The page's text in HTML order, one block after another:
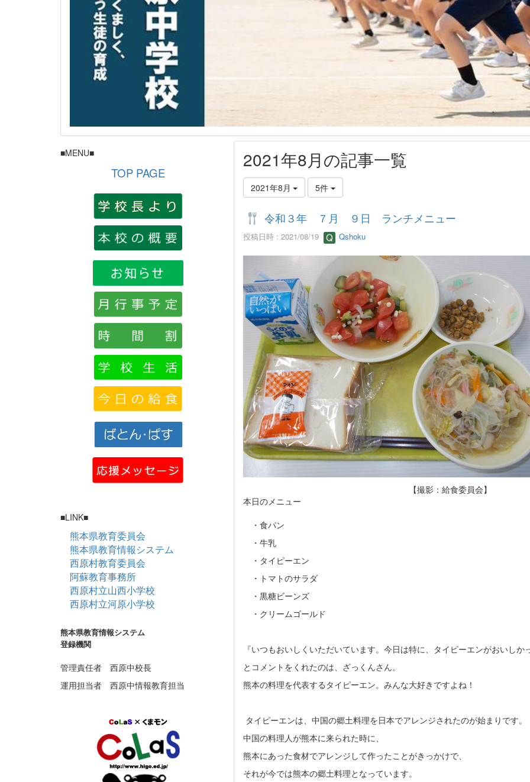
2021年8月の記事一覧
2021年8月 5件
令和３年 ７月 ９日 ランチメニュー
投稿日時 : 2021/08/19 Qshoku
【撮影：給食委員会】
本日のメニュー
・食パン
・牛乳
・タイピーエン
・トマトのサラダ
・黒糖ビーンズ
・クリームゴールド
『いつもおいしくいただいています。今日は特に、タイピーエンがおいしか
とコメントをくれたのは、ざっくんさん。
熊本の料理を代表するタイピーエン。みんな大好きですよね！
タイピーエンは、中国の郷土料理を日本でアレンジされたのが始まりです。
中国の料理人が熊本に来られた時に、
熊本にあった食材でアレンジして作ったことがきっかけで、
それが今では熊本の郷土料理となっています。
■MENU■
TOP PAGE
■LINK■
熊本県教育委員会
熊本県教育情報システム
西原村教育委員会
阿蘇教育事務所
西原村立山西小学校
西原村立河原小学校
熊本県教育情報システム
登録機関
管理責任者 西原中校長
運用担当者 西原中情報教育担当